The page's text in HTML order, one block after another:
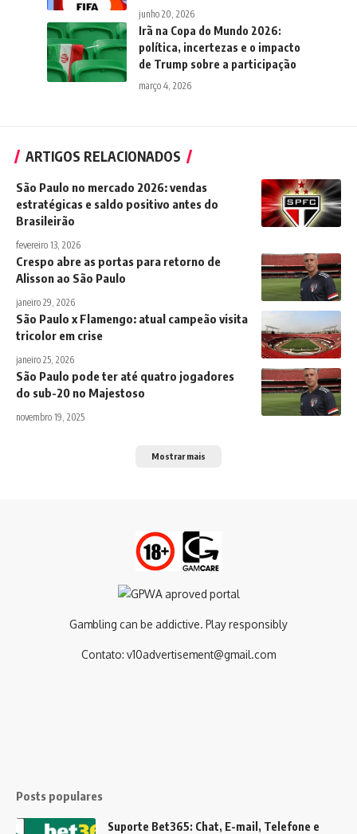
junho 20, 2026
Irã na Copa do Mundo 2026:
política, incertezas e o impacto
de Trump sobre a participação
março 4, 2026
ARTIGOS RELACIONADOS
São Paulo no mercado 2026: vendas
estratégicas e saldo positivo antes do
Brasileirão
fevereiro 13, 2026
Crespo abre as portas para retorno de
Alisson ao São Paulo
janeiro 29, 2026
São Paulo x Flamengo: atual campeão visita
tricolor em crise
janeiro 25, 2026
São Paulo pode ter até quatro jogadores
do sub-20 no Majestoso
novembro 19, 2025
Mostrar mais
Gambling can be addictive. Play responsibly
Contato: v10advertisement@gmail.com
Posts populares
Suporte Bet365: Chat, E-mail, Telefone e